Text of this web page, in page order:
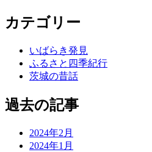
カテゴリー
いばらき発見
ふるさと四季紀行
茨城の昔話
過去の記事
2024年2月
2024年1月